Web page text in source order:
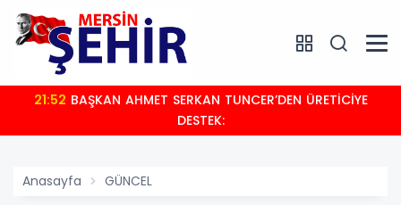
21:52
DESTEK:
Anasayfa GÜNCEL